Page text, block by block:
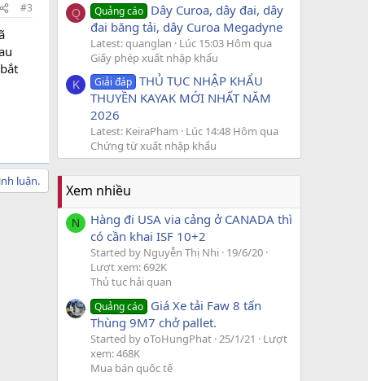
#3
luận.
Q Quảng cáo Dây Curoa, dây đai, dây
đai băng tải, dây Curoa Megadyne
Latest: quanglan
Lúc 15:03 Hôm qua
Giấy phép xuất nhập khẩu
K Giải đáp THỦ TỤC NHẬP KHẨU
THUYỀN KAYAK MỚI NHẤT NĂM
2026
Latest: KeiraPham
Lúc 14:48 Hôm qua
Chứng từ xuất nhập khẩu
Xem nhiều
N
Hàng đi USA via cảng ở CANADA thì
có cần khai ISF 10+2
Started by Nguyễn Thị Nhi 19/6/20
Lượt xem: 692K
Thủ tục hải quan
Quảng cáo Giá Xe tải Faw 8 tấn
Thùng 9M7 chở pallet.
Started by oToHungPhat 25/1/21
Lượt
xem: 468K
Mua bán quốc tế